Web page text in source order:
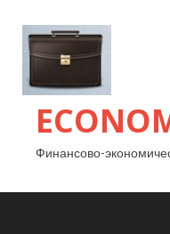
Финансово-